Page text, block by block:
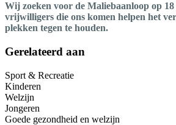
Wij zoeken voor de Maliebaanloop op
vrijwilligers die ons komen helpen het
plekken tegen te houden.
Gerelateerd aan
Sport & Recreatie
Kinderen
Welzijn
Jongeren
Goede gezondheid en welzijn